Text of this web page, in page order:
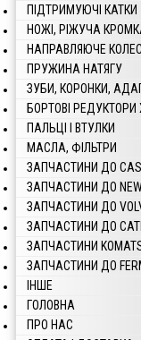
ПІДТРИМУЮЧІ КАТКИ
НОЖІ, РІЖУЧА
НАПРАВЛЯЮЧЕ
ПРУЖИНА НАТЯГУ
ЗУБИ, КОРОНКИ,
БОРТОВІ
ПАЛЬЦІ І ВТУЛКИ
МАСЛА, ФІЛЬТРИ
ЗАПЧАСТИНИ ДО
ЗАПЧАСТИНИ ДО NEW
ЗАПЧАСТИНИ ДО
ЗАПЧАСТИНИ ДО
ЗАПЧАСТИНИ
ЗАПЧАСТИНИ ДО
ІНШЕ
ГОЛОВНА
ПРО НАС